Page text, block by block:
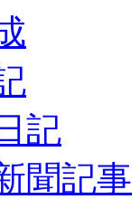
記
聞記事